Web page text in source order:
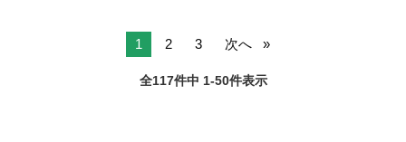
1 2 3 次へ
全117件中 1-50件表示